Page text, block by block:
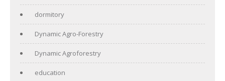
dormitory
Dynamic Agro-Forestry
Dynamic Agroforestry
education